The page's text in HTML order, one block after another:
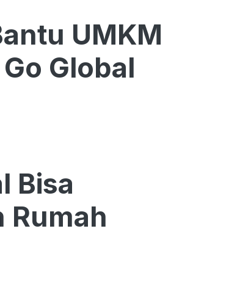
UMKM
Global
Bisa
Rumah